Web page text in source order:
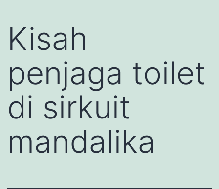
Kisah
penjaga toilet
di sirkuit
mandalika